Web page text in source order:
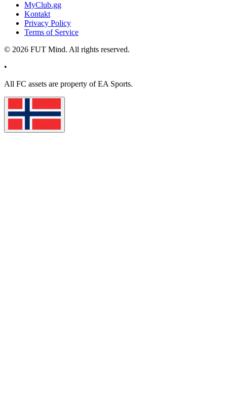
MyClub.gg
Kontakt
Privacy Policy
Terms of Service
© 2026 FUT Mind. All rights reserved.
•
All FC assets are property of EA Sports.